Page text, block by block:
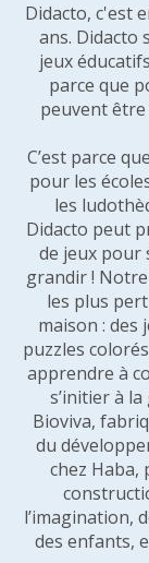
Didacto, c'est
ans. Didacto
jeux
parce que
peuvent être
C’est parce
pour les
les
Didacto peut
de jeux pour
grandir !
les plus
maison : des
puzzles
apprendre à
s’initier à
Bioviva,
du
chez Haba,
l’imagination,
des enfants,